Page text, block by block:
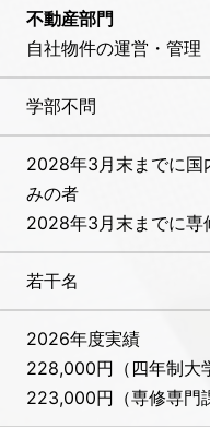
不動産部門
自社物件の運営・管理
学部不問
2028年3月末までに国
みの者
2028年3月末までに専
若干名
2026年度実績
228,000円（四年制大
223,000円（専修専門